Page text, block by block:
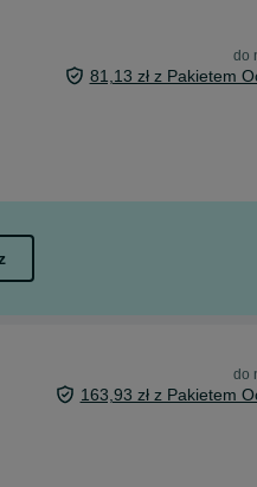
do
81,13 zł z Pakietem
do
163,93 zł z Pakietem